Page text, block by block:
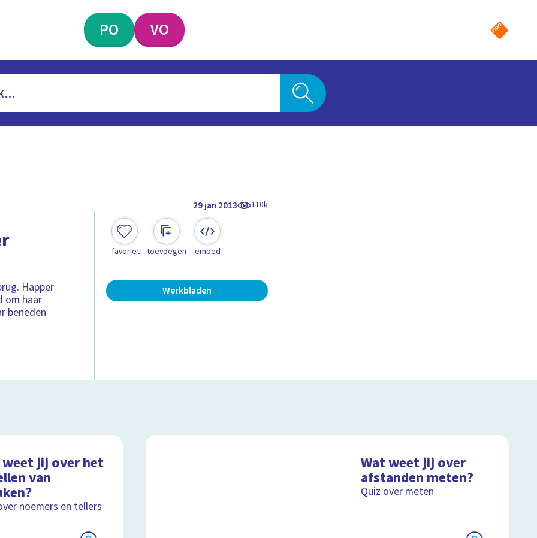
PO VO
29 jan 2013 110k
Happer
om haar
beneden
favoriet toevoegen embed
Werkbladen
weet jij over het
van
noemers en tellers
Wat weet jij over
afstanden meten?
Quiz over meten